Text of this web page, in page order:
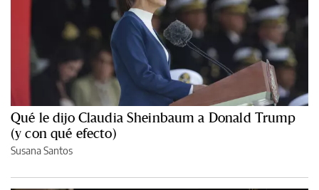
Qué le dijo Claudia Sheinbaum a Donald Trump
(y con qué efecto)
Susana Santos